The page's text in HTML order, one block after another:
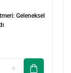
Katmer Fiyat Listesi